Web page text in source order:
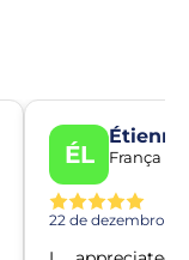
ÉL França
22 de dezembro de